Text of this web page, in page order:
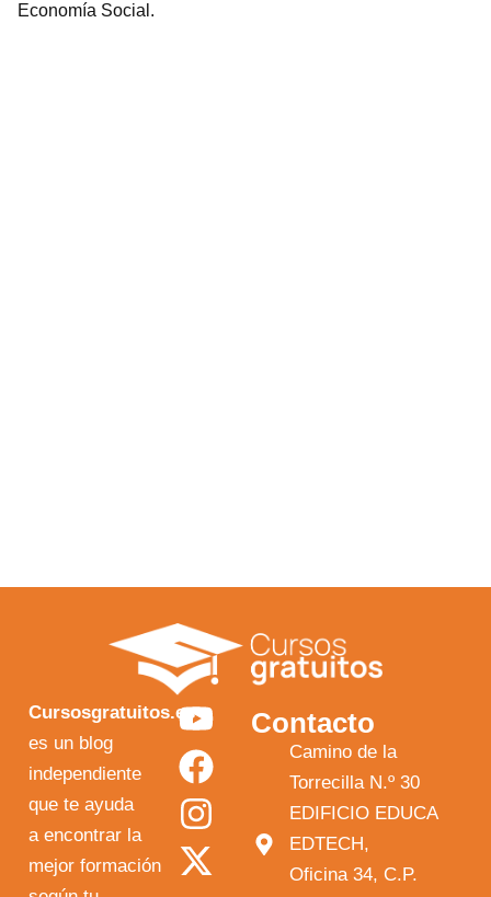
Economía Social.
Cursosgratuitos.es
es un blog
independiente
que te ayuda
a encontrar la
mejor formación
Y
o
u
t
u
F
a
c
e
b
I
n
s
t
a
X
-
t
w
i
Contacto
Camino de la
Torrecilla N.º 30
EDIFICIO EDUCA
EDTECH,
Oficina 34, C.P.